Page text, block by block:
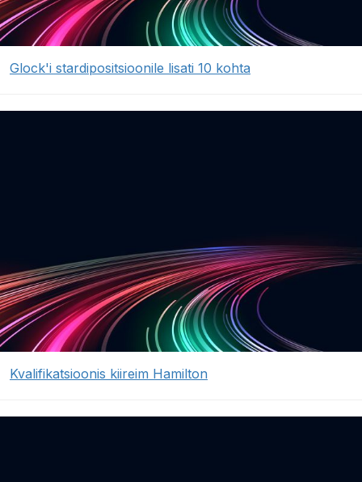
Glock'i stardipositsioonile lisati 10 kohta
Kvalifikatsioonis kiireim Hamilton